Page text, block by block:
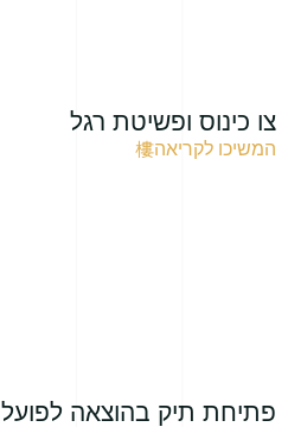
צו כינוס ופשיטת רגל
המשיכו לקריאה
פתיחת תיק בהוצאה לפועל